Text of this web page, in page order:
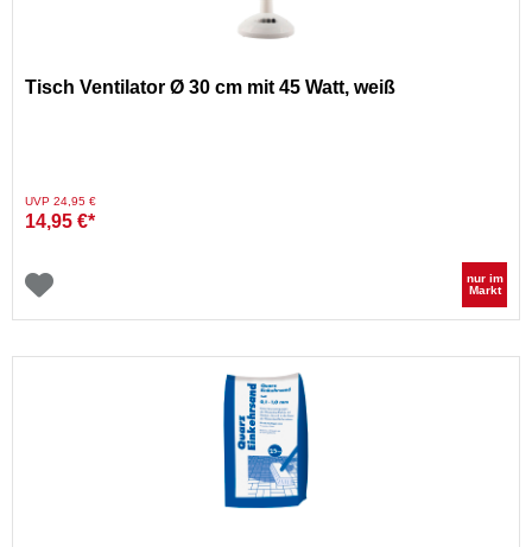
Tisch Ventilator Ø 30 cm mit 45 Watt, weiß
Preis reduziert von
UVP 24,95 €auf
14,95 €*
nur im
Markt